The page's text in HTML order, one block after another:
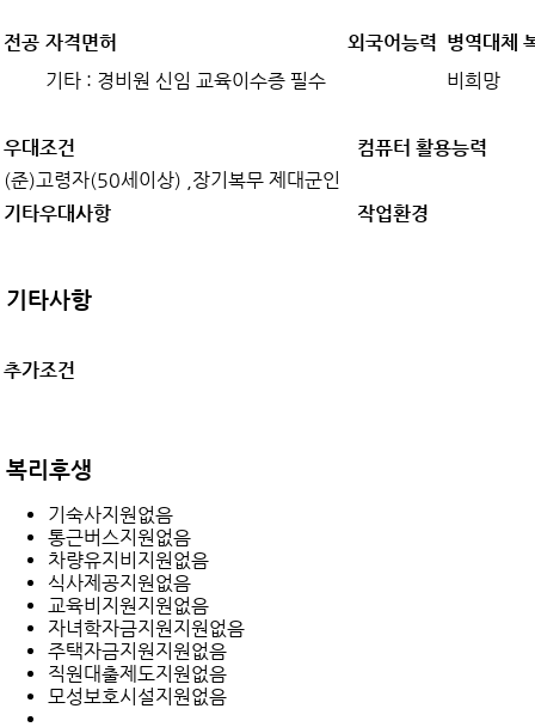
전공 자격면허 외국어능력 병역대체
기타 : 경비원 신임 교육이수증 필수
비희망
우대조건
컴퓨터 활용능력
(준)고령자(50세이상) ,장기복무 제대군인
기타우대사항
작업환경
기타사항
추가조건
복리후생
기숙사지원없음
통근버스지원없음
차량유지비지원없음
식사제공지원없음
교육비지원지원없음
자녀학자금지원지원없음
주택자금지원지원없음
직원대출제도지원없음
모성보호시설지원없음